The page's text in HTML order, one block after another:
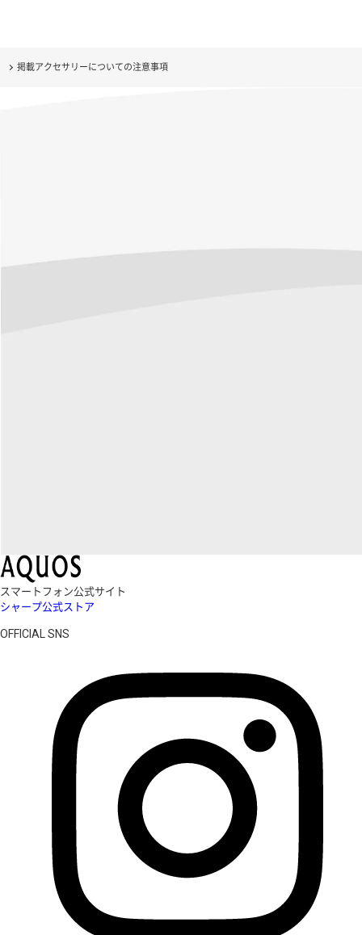
掲載アクセサリーについての注意事項
スマートフォン公式サイト
シャープ公式ストア
OFFICIAL SNS